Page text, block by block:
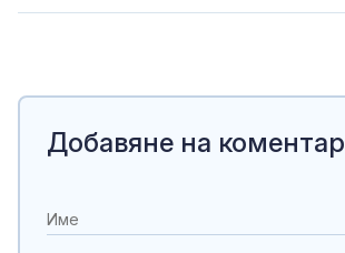
Добавяне на коментар